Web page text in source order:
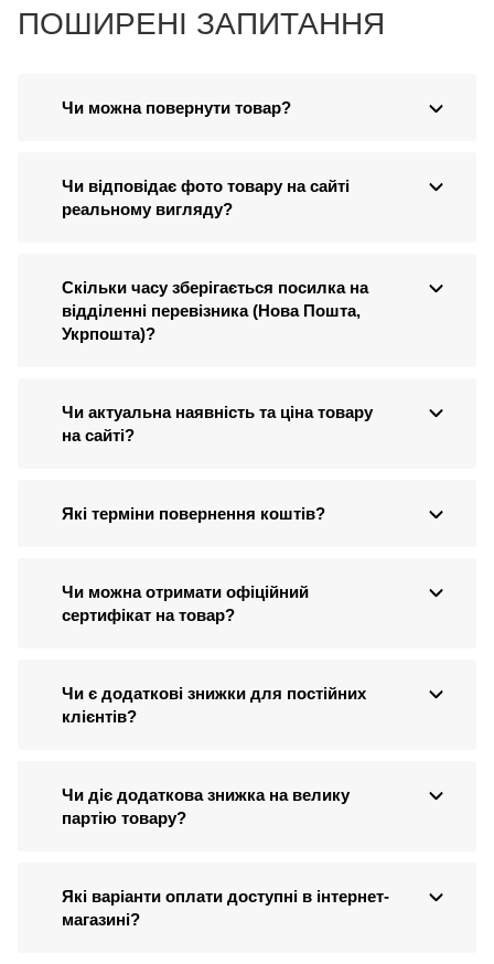
ПОШИРЕНІ ЗАПИТАННЯ
Чи можна повернути товар?
Чи відповідає фото товару на сайті
реальному вигляду?
Скільки часу зберігається посилка на
відділенні перевізника (Нова Пошта,
Укрпошта)?
Чи актуальна наявність та ціна товару
на сайті?
Які терміни повернення коштів?
Чи можна отримати офіційний
сертифікат на товар?
Чи є додаткові знижки для постійних
клієнтів?
Чи діє додаткова знижка на велику
партію товару?
Які варіанти оплати доступні в інтернет-
магазині?